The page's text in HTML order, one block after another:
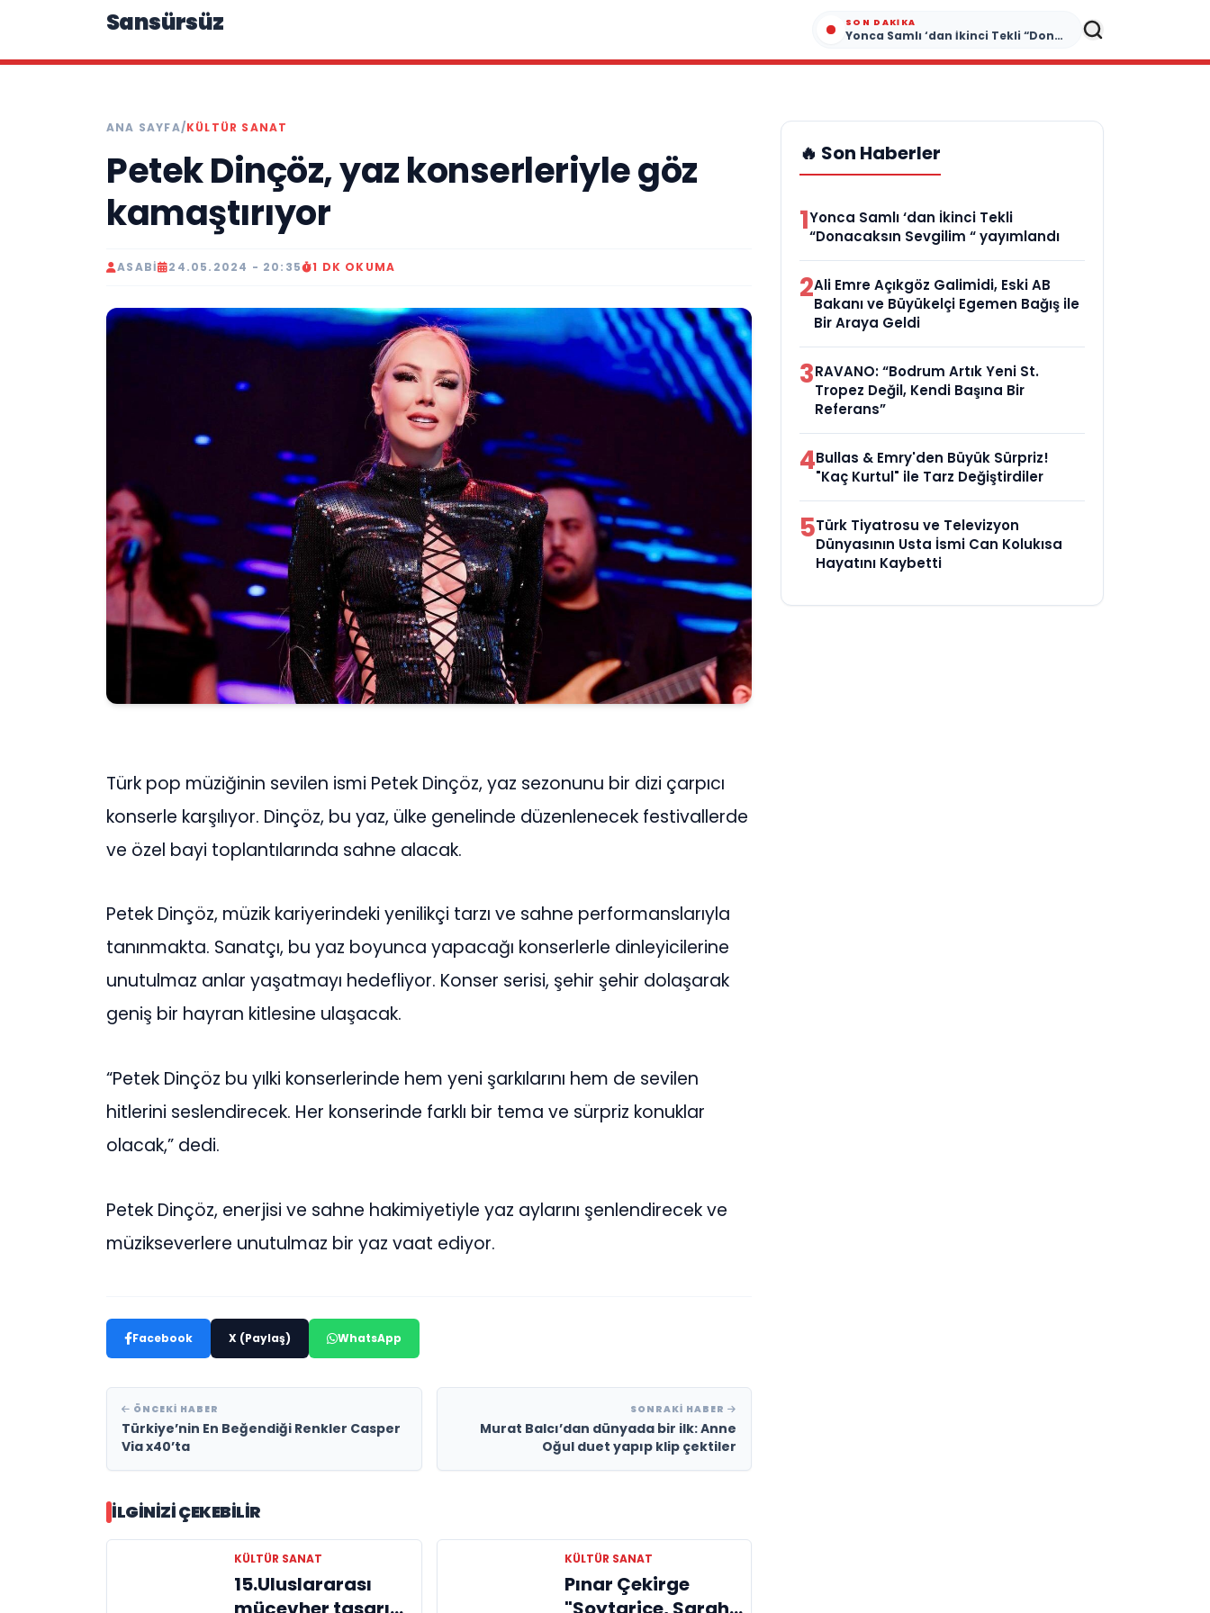
Sansürsüz SON DAKIKA
Yonca Samlı ‘dan İkinci Tekli “Donacaksın Sevgilim “ yayımlandı
ANA SAYFA/KÜLTÜR SANAT
Petek Dinçöz, yaz konserleriyle göz
kamaştırıyor
ASABI 24.05.2024 - 20:35 1 DK OKUMA
Türk pop müziğinin sevilen ismi Petek Dinçöz, yaz sezonunu bir dizi çarpıcı
konserle karşılıyor. Dinçöz, bu yaz, ülke genelinde düzenlenecek festivallerde
ve özel bayi toplantılarında sahne alacak.
Petek Dinçöz, müzik kariyerindeki yenilikçi tarzı ve sahne performanslarıyla
tanınmakta. Sanatçı, bu yaz boyunca yapacağı konserlerle dinleyicilerine
unutulmaz anlar yaşatmayı hedefliyor. Konser serisi, şehir şehir dolaşarak
geniş bir hayran kitlesine ulaşacak.
“Petek Dinçöz bu yılki konserlerinde hem yeni şarkılarını hem de sevilen
hitlerini seslendirecek. Her konserinde farklı bir tema ve sürpriz konuklar
olacak,” dedi.
Petek Dinçöz, enerjisi ve sahne hakimiyetiyle yaz aylarını şenlendirecek ve
müzikseverlere unutulmaz bir yaz vaat ediyor.
Facebook X (Paylaş) WhatsApp
ÖNCEKI HABER
Türkiye’nin En Beğendiği Renkler Casper
Via x40’ta
SONRAKI HABER
Murat Balcı’dan dünyada bir ilk: Anne
Oğul duet yapıp klip çektiler
İLGINIZI ÇEKEBILIR
KÜLTÜR SANAT
15.Uluslararası
KÜLTÜR SANAT
Pınar Çekirge
🔥 Son Haberler
1Yonca Samlı ‘dan İkinci Tekli
“Donacaksın Sevgilim “ yayımlandı
2Ali Emre Açıkgöz Galimidi, Eski AB
Bakanı ve Büyükelçi Egemen Bağış ile
Bir Araya Geldi
3RAVANO: “Bodrum Artık Yeni St.
Tropez Değil, Kendi Başına Bir
Referans”
4Bullas & Emry'den Büyük Sürpriz!
"Kaç Kurtul" ile Tarz Değiştirdiler
5Türk Tiyatrosu ve Televizyon
Dünyasının Usta İsmi Can Kolukısa
Hayatını Kaybetti